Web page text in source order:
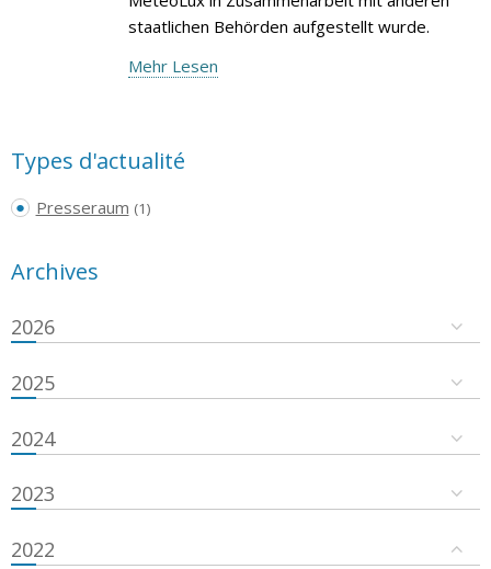
staatlichen Behörden aufgestellt wurde.
Mehr Lesen
Types d'actualité
Presseraum (1)
Archives
2026
2025
2024
2023
2022